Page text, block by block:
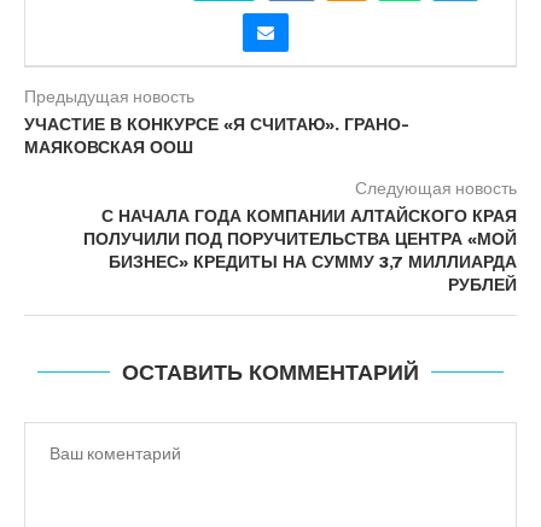
Предыдущая новость
УЧАСТИЕ В КОНКУРСЕ «Я СЧИТАЮ». ГРАНО-
МАЯКОВСКАЯ ООШ
Следующая новость
С НАЧАЛА ГОДА КОМПАНИИ АЛТАЙСКОГО КРАЯ
ПОЛУЧИЛИ ПОД ПОРУЧИТЕЛЬСТВА ЦЕНТРА «МОЙ
БИЗНЕС» КРЕДИТЫ НА СУММУ 3,7 МИЛЛИАРДА
РУБЛЕЙ
ОСТАВИТЬ КОММЕНТАРИЙ